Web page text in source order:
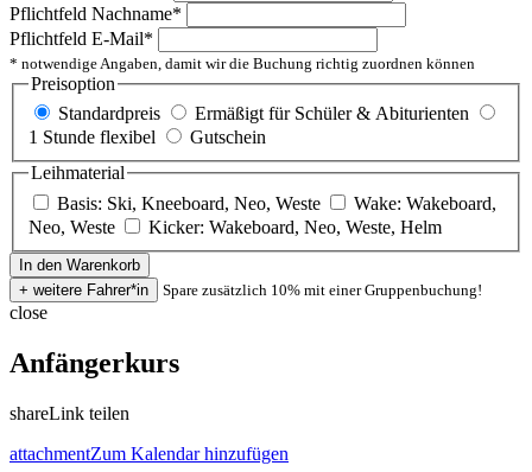
Pflichtfeld Nachname*
Pflichtfeld E-Mail*
* notwendige Angaben, damit wir die Buchung richtig zuordnen können
Preisoption
Standardpreis
Ermäßigt für Schüler & Abiturienten
1 Stunde flexibel
Gutschein
Leihmaterial
Basis: Ski, Kneeboard, Neo, Weste
Wake: Wakeboard,
Neo, Weste
Kicker: Wakeboard, Neo, Weste, Helm
Spare zusätzlich 10% mit einer Gruppenbuchung!
close
Anfängerkurs
shareLink teilen
attachmentZum Kalendar hinzufügen